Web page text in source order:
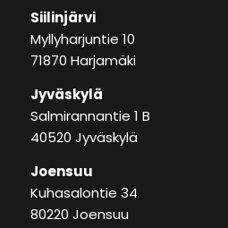
Siilinjärvi
Myllyharjuntie 10
71870 Harjamäki
Jyväskylä
Salmirannantie 1 B
40520 Jyväskylä
Joensuu
Kuhasalontie 34
80220 Joensuu